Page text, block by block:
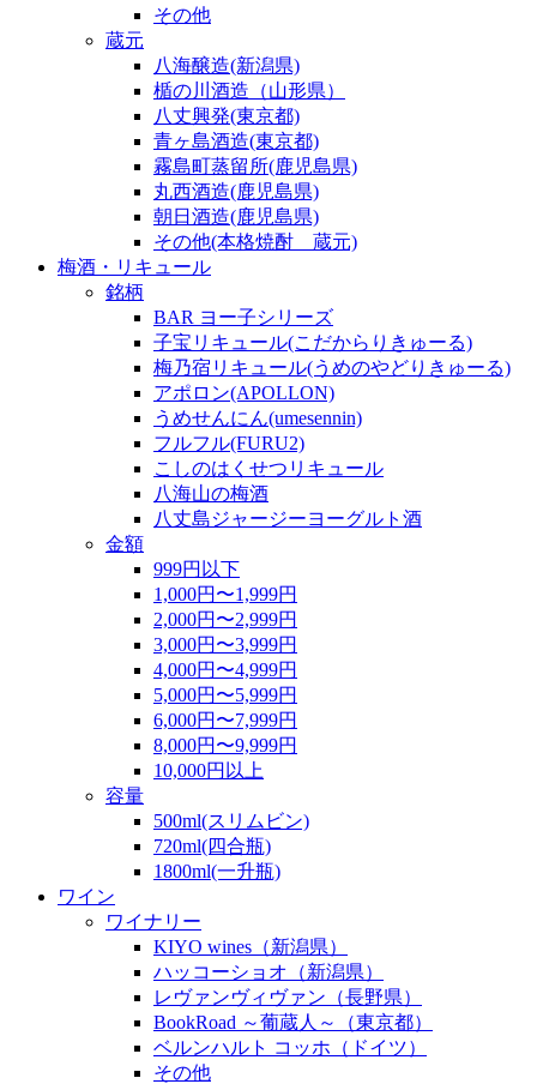
その他
蔵元
八海醸造(新潟県)
楯の川酒造（山形県）
八丈興発(東京都)
青ヶ島酒造(東京都)
霧島町蒸留所(鹿児島県)
丸西酒造(鹿児島県)
朝日酒造(鹿児島県)
その他(本格焼酎 蔵元)
梅酒・リキュール
銘柄
BAR ヨー子シリーズ
子宝リキュール(こだからりきゅーる)
梅乃宿リキュール(うめのやどりきゅーる)
アポロン(APOLLON)
うめせんにん(umesennin)
フルフル(FURU2)
こしのはくせつリキュール
八海山の梅酒
八丈島ジャージーヨーグルト酒
金額
999円以下
1,000円〜1,999円
2,000円〜2,999円
3,000円〜3,999円
4,000円〜4,999円
5,000円〜5,999円
6,000円〜7,999円
8,000円〜9,999円
10,000円以上
容量
500ml(スリムビン)
720ml(四合瓶)
1800ml(一升瓶)
ワイン
ワイナリー
KIYO wines（新潟県）
ハッコーショオ（新潟県）
レヴァンヴィヴァン（長野県）
BookRoad ～葡蔵人～（東京都）
ベルンハルト コッホ（ドイツ）
その他